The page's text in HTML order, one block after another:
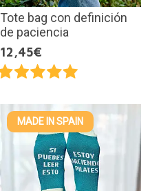
Tote bag con definición
de paciencia
12,45€
MADE IN SPAIN